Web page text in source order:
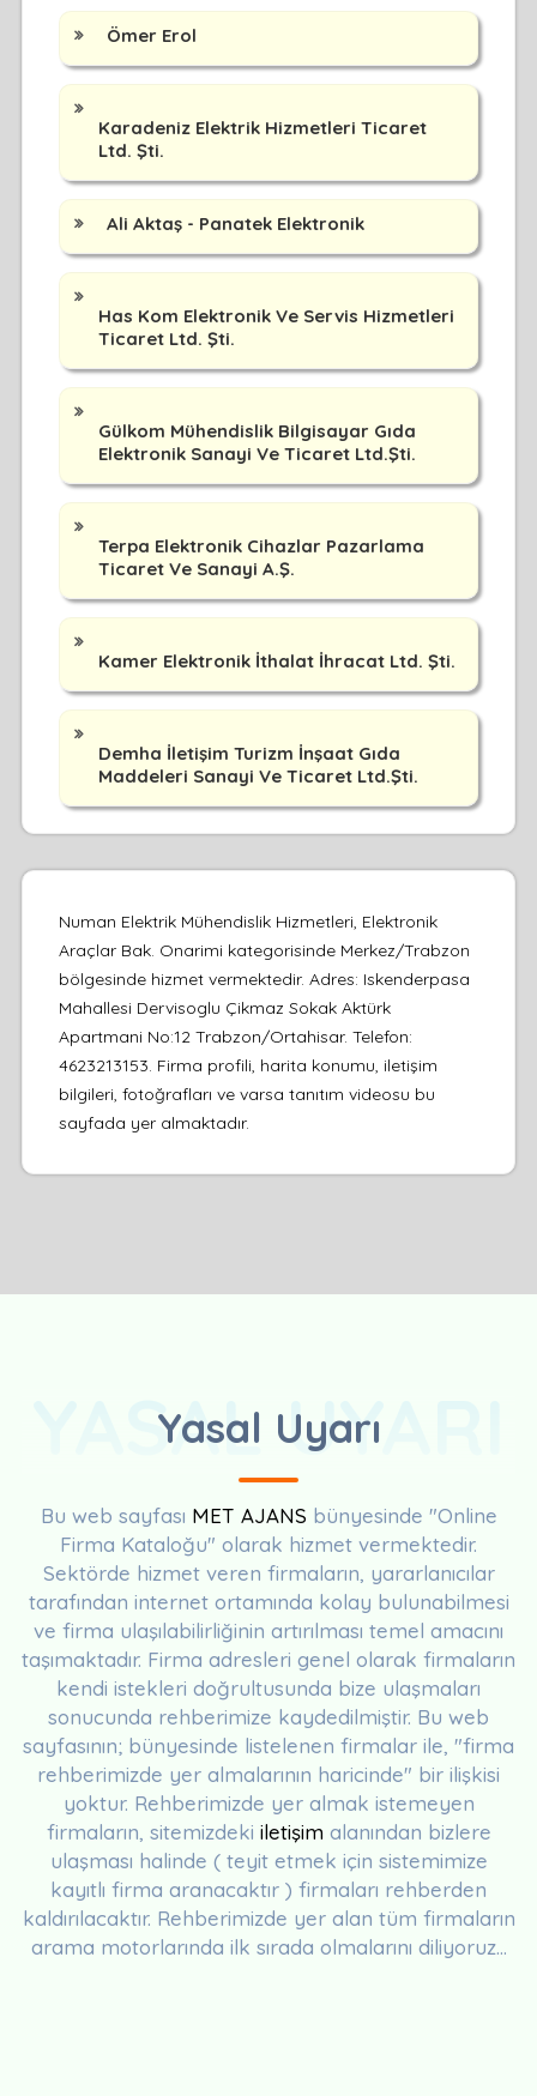
Ömer Erol
Karadeniz Elektrik Hizmetleri Ticaret
Ltd. Şti.
Ali Aktaş - Panatek Elektronik
Has Kom Elektronik Ve Servis Hizmetleri
Ticaret Ltd. Şti.
Gülkom Mühendislik Bilgisayar Gıda
Elektronik Sanayi Ve Ticaret Ltd.Şti.
Terpa Elektronik Cihazlar Pazarlama
Ticaret Ve Sanayi A.Ş.
Kamer Elektronik İthalat İhracat Ltd. Şti.
Demha İletişim Turizm İnşaat Gıda
Maddeleri Sanayi Ve Ticaret Ltd.Şti.
Numan Elektrik Mühendislik Hizmetleri, Elektronik
Araçlar Bak. Onarimi kategorisinde Merkez/Trabzon
bölgesinde hizmet vermektedir. Adres: Iskenderpasa
Mahallesi Dervisoglu Çikmaz Sokak Aktürk
Apartmani No:12 Trabzon/Ortahisar. Telefon:
4623213153. Firma profili, harita konumu, iletişim
bilgileri, fotoğrafları ve varsa tanıtım videosu bu
sayfada yer almaktadır.
Yasal Uyarı
YASAL UYARI
Bu web sayfası MET AJANS bünyesinde "Online
Firma Kataloğu" olarak hizmet vermektedir.
Sektörde hizmet veren firmaların, yararlanıcılar
tarafından internet ortamında kolay bulunabilmesi
ve firma ulaşılabilirliğinin artırılması temel amacını
taşımaktadır. Firma adresleri genel olarak firmaların
kendi istekleri doğrultusunda bize ulaşmaları
sonucunda rehberimize kaydedilmiştir. Bu web
sayfasının; bünyesinde listelenen firmalar ile, "firma
rehberimizde yer almalarının haricinde" bir ilişkisi
yoktur. Rehberimizde yer almak istemeyen
firmaların, sitemizdeki iletişim alanından bizlere
ulaşması halinde ( teyit etmek için sistemimize
kayıtlı firma aranacaktır ) firmaları rehberden
kaldırılacaktır. Rehberimizde yer alan tüm firmaların
arama motorlarında ilk sırada olmalarını diliyoruz...